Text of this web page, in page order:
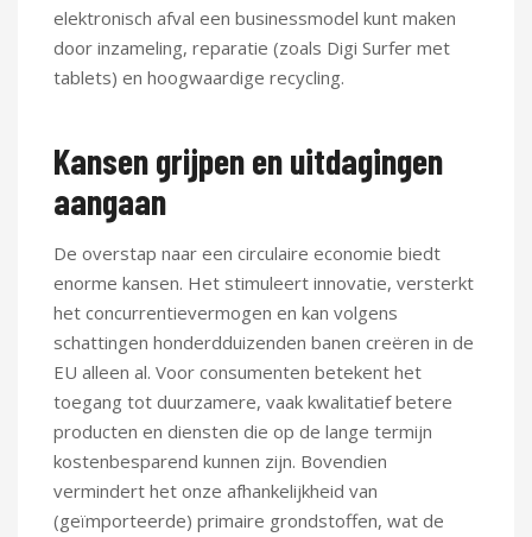
elektronisch afval een businessmodel kunt maken
door inzameling, reparatie (zoals Digi Surfer met
tablets) en hoogwaardige recycling.
Kansen grijpen en uitdagingen
aangaan
De overstap naar een circulaire economie biedt
enorme kansen. Het stimuleert innovatie, versterkt
het concurrentievermogen en kan volgens
schattingen honderdduizenden banen creëren in de
EU alleen al. Voor consumenten betekent het
toegang tot duurzamere, vaak kwalitatief betere
producten en diensten die op de lange termijn
kostenbesparend kunnen zijn. Bovendien
vermindert het onze afhankelijkheid van
(geïmporteerde) primaire grondstoffen, wat de